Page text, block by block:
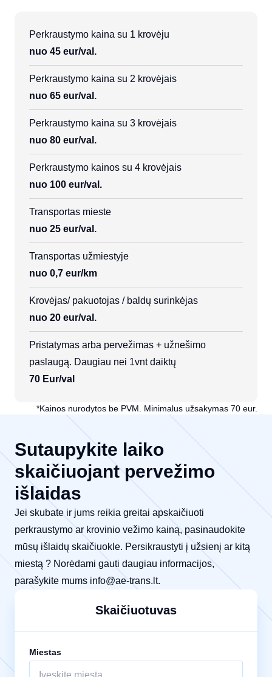
Perkraustymo kaina su 1 krovėju
nuo 45 eur/val.
Perkraustymo kaina su 2 krovėjais
nuo 65 eur/val.
Perkraustymo kaina su 3 krovėjais
nuo 80 eur/val.
Perkraustymo kainos su 4 krovėjais
nuo 100 eur/val.
Transportas mieste
nuo 25 eur/val.
Transportas užmiestyje
nuo 0,7 eur/km
Krovėjas/ pakuotojas / baldų surinkėjas
nuo 20 eur/val.
Pristatymas arba pervežimas + užnešimo
paslaugą. Daugiau nei 1vnt daiktų
70 Eur/val
*Kainos nurodytos be PVM. Minimalus užsakymas 70 eur.
Sutaupykite laiko
skaičiuojant pervežimo
išlaidas
Jei skubate ir jums reikia greitai apskaičiuoti
perkraustymo ar krovinio vežimo kainą, pasinaudokite
mūsų išlaidų skaičiuokle. Persikraustyti į užsienį ar kitą
miestą ? Norėdami gauti daugiau informacijos,
parašykite mums info@ae-trans.lt.
Skaičiuotuvas
Miestas